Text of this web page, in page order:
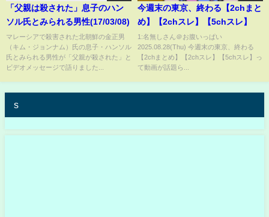
「父親は殺された」息子のハン
ソル氏とみられる男性(17/03/08)
マレーシアで殺害された北朝鮮の金正男
（キム・ジョンナム）氏の息子・ハンソル
氏とみられる男性が「父親が殺された」と
ビデオメッセージで語りました...
今週末の東京、終わる【2chまと
め】【2chスレ】【5chスレ】
1:名無しさん＠お腹いっぱい
2025.08.28(Thu) 今週末の東京、終わる
【2chまとめ】【2chスレ】【5chスレ】っ
て動画が話題ら...
s